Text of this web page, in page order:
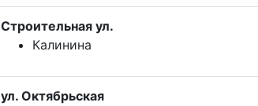
Строительная ул.
Калинина
ул. Октябрьская